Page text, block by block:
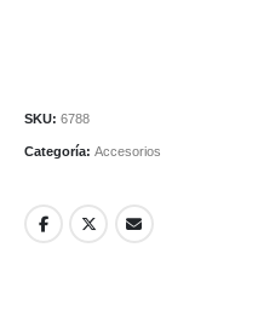
SKU: 6788
Categoría: Accesorios